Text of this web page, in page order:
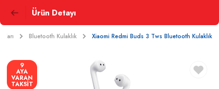
Ürün Detayı
Bluetooth Kulaklık Xiaomi Redmi Buds 3 Tws Bluetooth Kulaklık
9
AYA
VARAN
TAKSİT